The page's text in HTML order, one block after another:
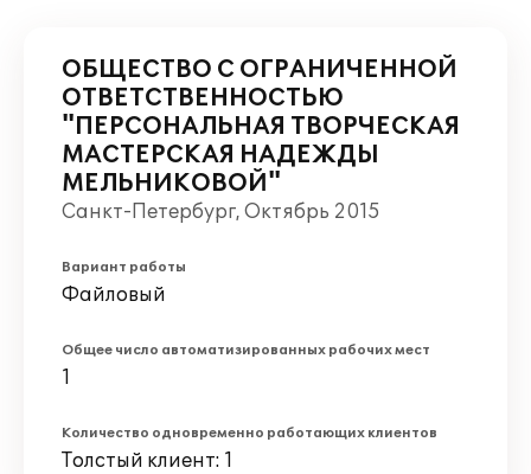
ОБЩЕСТВО С ОГРАНИЧЕННОЙ
ОТВЕТСТВЕННОСТЬЮ
"ПЕРСОНАЛЬНАЯ ТВОРЧЕСКАЯ
МАСТЕРСКАЯ НАДЕЖДЫ
МЕЛЬНИКОВОЙ"
Санкт-Петербург, Октябрь 2015
Вариант работы
Файловый
Общее число автоматизированных рабочих мест
1
Количество одновременно работающих клиентов
Толстый клиент: 1